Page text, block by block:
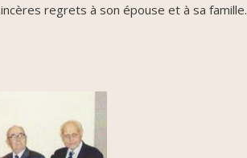
regrets à son épouse et à sa famille.